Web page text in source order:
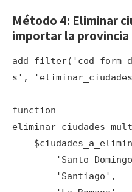
Método 4: Eliminar
importar la provincia
s',
function